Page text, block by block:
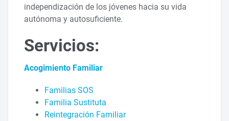
independización de los jóvenes hacia su vida
autónoma y autosuficiente.
Servicios:
Acogimiento Familiar
Familias SOS
Familia Sustituta
Reintegración Familiar